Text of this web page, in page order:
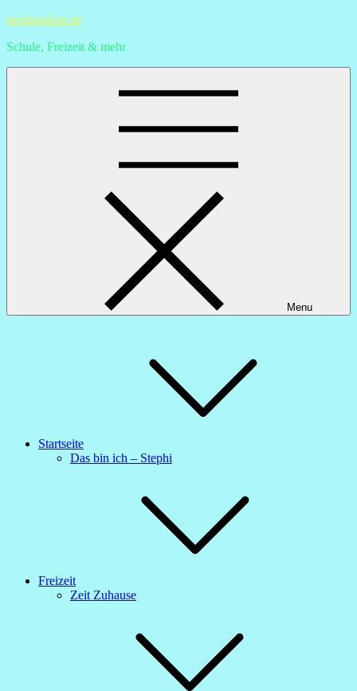
Skip
content
stephionline.de
Schule, Freizeit & mehr
Menu
Startseite
Das bin ich – Stephi
Freizeit
Zeit Zuhause